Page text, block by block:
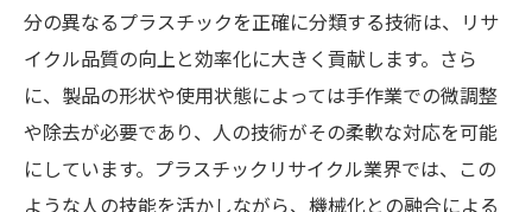
分の異なるプラスチックを正確に分類する技術は、リサ
イクル品質の向上と効率化に大きく貢献します。さら
に、製品の形状や使用状態によっては手作業での微調整
や除去が必要であり、人の技術がその柔軟な対応を可能
にしています。プラスチックリサイクル業界では、この
ような人の技能を活かしながら、機械化との融合による